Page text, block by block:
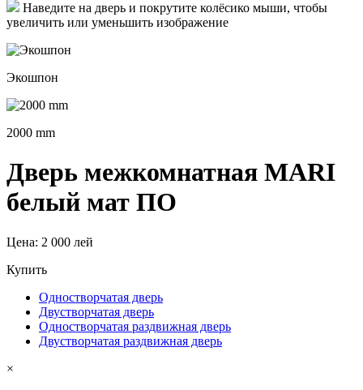
Наведите на дверь и покрутите колёсико мыши, чтобы
увеличить или уменьшить изображение
Экошпон
2000 mm
Дверь межкомнатная MARI
белый мат ПО
Цена: 2 000 лей
Купить
Одностворчатая дверь
Двустворчатая дверь
Одностворчатая раздвижная дверь
Двустворчатая раздвижная дверь
×